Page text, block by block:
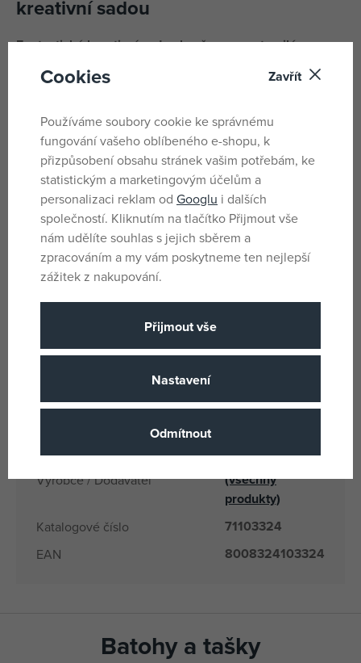
kreativní sadou
Fantastická kreativní sada obsažena v roztomilém
batůžku Paw Patrol.
animovaného seriálu.
Vybarvujte desky pohodlněji pomocí dodaného stojánku a
pište a mažte podle pokynů v brožuře. Uvnitř balení
najdete také mnoho samolepek, fixů a barevných kříd.
Parametry
Licence Tlapková patrola
EANs 8008324103324
Výrobce / Dodavatel
Liscianigioch
(všechny
produkty)
Katalogové číslo 71103324
EAN 8008324103324
Batohy a tašky
Cookies Zavřít
Používáme soubory cookie ke správnému
fungování vašeho oblíbeného e-shopu, k
přizpůsobení obsahu stránek vašim potřebám, ke
statistickým a marketingovým účelům a
personalizaci reklam od Googlu i dalších
společností. Kliknutím na tlačítko Přijmout vše
nám udělíte souhlas s jejich sběrem a
zpracováním a my vám poskytneme ten nejlepší
zážitek z nakupování.
Přijmout vše
Nastavení
Odmítnout